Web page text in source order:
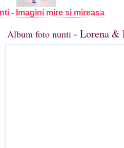
- Imagini mire si mireasa
Album foto nunti - Lorena &